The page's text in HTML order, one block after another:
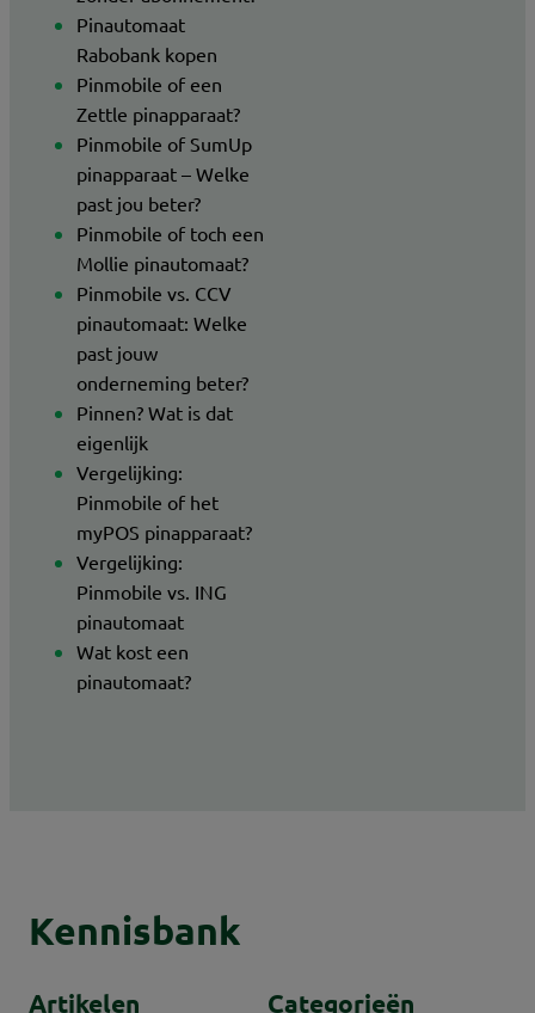
Pinautomaat
Rabobank kopen
Pinmobile of een
Zettle pinapparaat?
Pinmobile of SumUp
pinapparaat – Welke
past jou beter?
Pinmobile of toch een
Mollie pinautomaat?
Pinmobile vs. CCV
pinautomaat: Welke
past jouw
onderneming beter?
Pinnen? Wat is dat
eigenlijk
Vergelijking:
Pinmobile of het
myPOS pinapparaat?
Vergelijking:
Pinmobile vs. ING
pinautomaat
Wat kost een
pinautomaat?
Kennisbank
Artikelen Categorieën